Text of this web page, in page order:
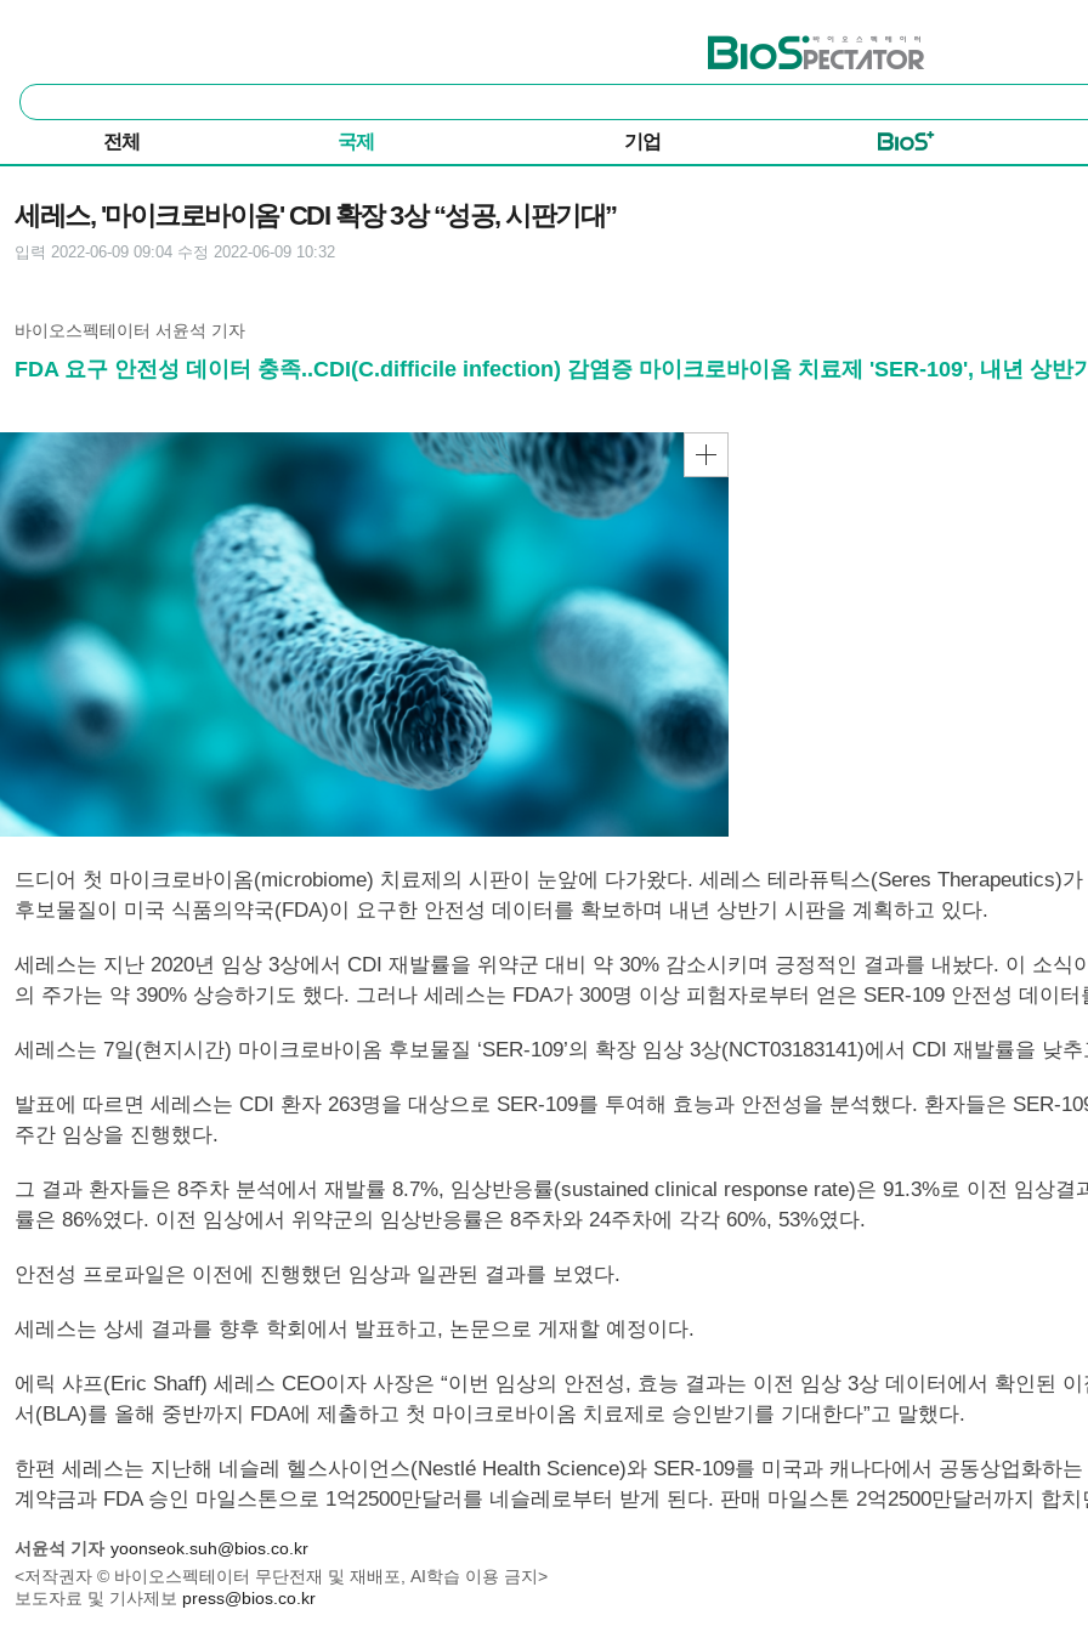
바이오스펙테이터
통
합
색
전체 국제 기업
세레스, '마이크로바이옴' CDI 확장 3상 “성공, 시판기대”
입력 2022-06-09 09:04 수정 2022-06-09 10:32
바이오스펙테이터 서윤석 기자
FDA 요구 안전성 데이터 충족..CDI(C.difficile infection) 감염증 마이크로바이옴 치료제 'SER-109', 내년 상반
드디어 첫 마이크로바이옴(microbiome) 치료제의 시판이 눈앞에 다가왔다. 세레스 테라퓨틱스(Seres Therapeutics)
후보물질이 미국 식품의약국(FDA)이 요구한 안전성 데이터를 확보하며 내년 상반기 시판을 계획하고 있다.
세레스는 지난 2020년 임상 3상에서 CDI 재발률을 위약군 대비 약 30% 감소시키며 긍정적인 결과를 내놨다. 이 소
의 주가는 약 390% 상승하기도 했다. 그러나 세레스는 FDA가 300명 이상 피험자로부터 얻은 SER-109 안전성 데이
세레스는 7일(현지시간) 마이크로바이옴 후보물질 ‘SER-109’의 확장 임상 3상(NCT03183141)에서 CDI 재발률을 낮
발표에 따르면 세레스는 CDI 환자 263명을 대상으로 SER-109를 투여해 효능과 안전성을 분석했다. 환자들은 SER-
주간 임상을 진행했다.
그 결과 환자들은 8주차 분석에서 재발률 8.7%, 임상반응률(sustained clinical response rate)은 91.3%로 이전 임상
률은 86%였다. 이전 임상에서 위약군의 임상반응률은 8주차와 24주차에 각각 60%, 53%였다.
안전성 프로파일은 이전에 진행했던 임상과 일관된 결과를 보였다.
세레스는 상세 결과를 향후 학회에서 발표하고, 논문으로 게재할 예정이다.
에릭 샤프(Eric Shaff) 세레스 CEO이자 사장은 “이번 임상의 안전성, 효능 결과는 이전 임상 3상 데이터에서 확인된
서(BLA)를 올해 중반까지 FDA에 제출하고 첫 마이크로바이옴 치료제로 승인받기를 기대한다”고 말했다.
한편 세레스는 지난해 네슬레 헬스사이언스(Nestlé Health Science)와 SER-109를 미국과 캐나다에서 공동상업화하
계약금과 FDA 승인 마일스톤으로 1억2500만달러를 네슬레로부터 받게 된다. 판매 마일스톤 2억2500만달러까지 합
서윤석 기자 yoonseok.suh@bios.co.kr
<저작권자 © 바이오스펙테이터 무단전재 및 재배포, AI학습 이용 금지>
보도자료 및 기사제보 press@bios.co.kr